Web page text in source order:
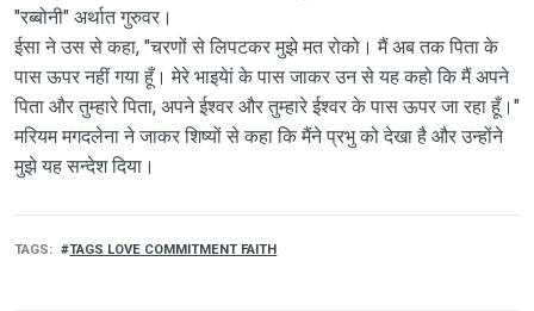
"रब्बोनी" अर्थात गुरुवर।
ईसा ने उस से कहा, "चरणों से लिपटकर मुझे मत रोको। मैं अब तक पिता के
पास ऊपर नहीं गया हूँ। मेरे भाइयेां के पास जाकर उन से यह कहो कि मैं अपने
पिता और तुम्हारे पिता, अपने ईश्वर और तुम्हारे ईश्वर के पास ऊपर जा रहा हूँ।"
मरियम मगदलेना ने जाकर शिष्यों से कहा कि मैंने प्रभु को देखा है और उन्होंने
मुझे यह सन्देश दिया।
TAGS TAGS LOVE COMMITMENT FAITH